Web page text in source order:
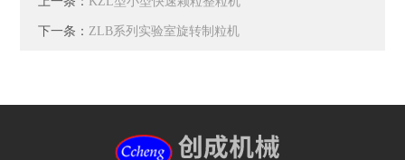
下一条： ZLB系列实验室旋转制粒机